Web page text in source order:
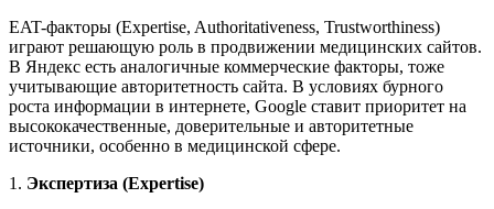
EAT-факторы (Expertise, Authoritativeness, Trustworthiness)
играют решающую роль в продвижении медицинских сайтов.
В Яндекс есть аналогичные коммерческие факторы, тоже
учитывающие авторитетность сайта. В условиях бурного
роста информации в интернете, Google ставит приоритет на
высококачественные, доверительные и авторитетные
источники, особенно в медицинской сфере.
1. Экспертиза (Expertise)